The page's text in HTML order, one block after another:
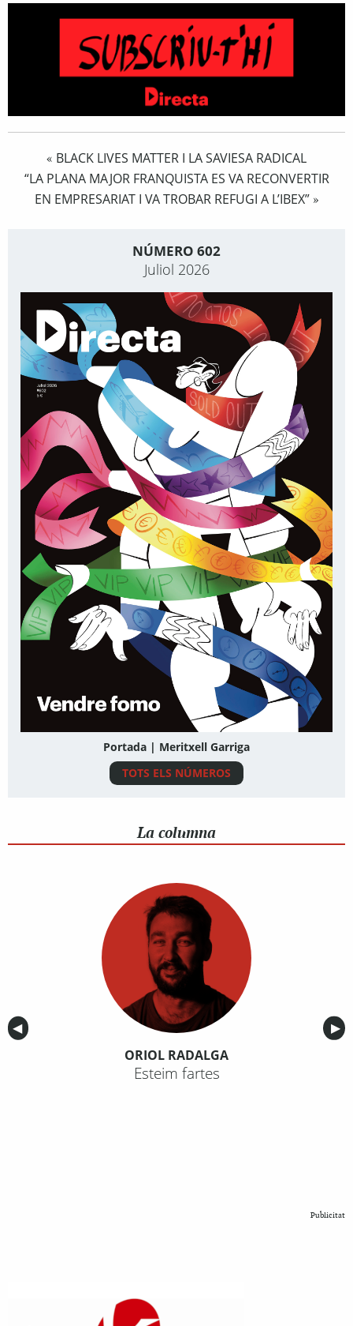
« BLACK LIVES MATTER I LA SAVIESA RADICAL
“LA PLANA MAJOR FRANQUISTA ES VA RECONVERTIR
EN EMPRESARIAT I VA TROBAR REFUGI A L’IBEX”»
NÚMERO 602
Juliol 2026
Portada | Meritxell Garriga
TOTS ELS NÚMEROS
La columna
Anterior
◀︎ ▶︎
ORIOL RADALGA
Esteim fartes
Publicitat